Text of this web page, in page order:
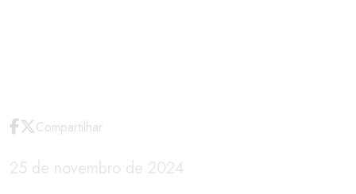
Compartilhar
25 de novembro de 2024